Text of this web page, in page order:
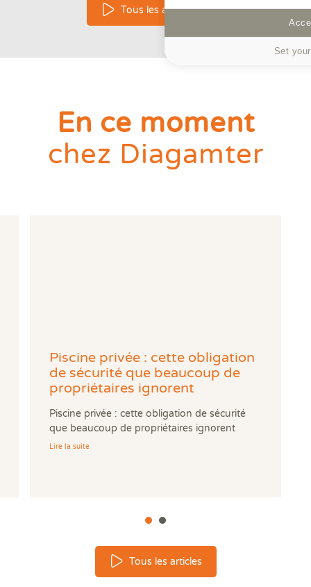
Tous les avantages
En ce moment
chez Diagamter
Piscine privée : cette obligation
de sécurité que beaucoup de
propriétaires ignorent
Piscine privée : cette obligation de sécurité
que beaucoup de propriétaires ignorent
Lire la suite
Tous les articles
Set